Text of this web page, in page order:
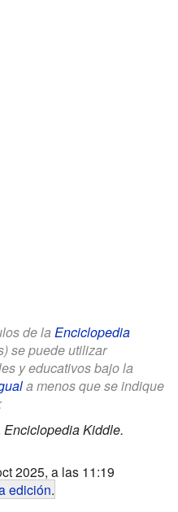
de la Enciclopedia
se puede utilizar
y educativos bajo la
a menos que se indique
Enciclopedia Kiddle.
2025, a las 11:19
edición.